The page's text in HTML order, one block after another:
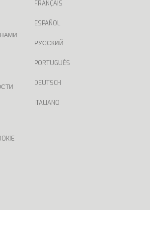
FRANÇAIS
ESPAÑOL
РУССКИЙ
PORTUGUÊS
DEUTSCH
ITALIANO